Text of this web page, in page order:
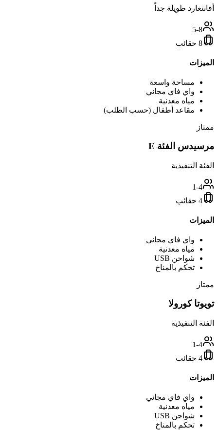
أفانتغارد طويلة جداً
5-8
8 حقائب
الميزات
مساحة واسعة
واي فاي مجاني
مياه معدنية
مقاعد أطفال (حسب الطلب)
ممتاز
مرسيدس الفئة E
الفئة التنفيذية
1-4
4 حقائب
الميزات
واي فاي مجاني
مياه معدنية
شواحن USB
تحكم بالمناخ
ممتاز
تويوتا كورولا
الفئة التنفيذية
1-4
4 حقائب
الميزات
واي فاي مجاني
مياه معدنية
شواحن USB
تحكم بالمناخ